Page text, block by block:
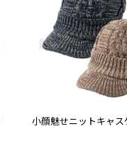
小顔魅せニットキャス